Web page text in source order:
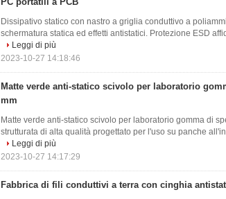
Dissipativo statico con nastro a griglia conduttivo a
schermatura statica ed effetti antistatici. Protezione ESD
Leggi di più
2023-10-27 14:18:46
Matte verde anti-statico scivolo per laboratorio
mm
Matte verde anti-statico scivolo per laboratorio gomma di
strutturata di alta qualità progettato per l'uso su panche
Leggi di più
2023-10-27 14:17:29
Fabbrica di fili conduttivi a terra con cinghia